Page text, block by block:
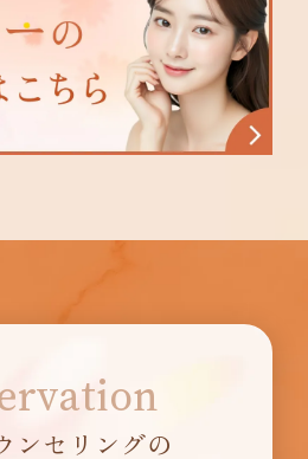
ンセリングの